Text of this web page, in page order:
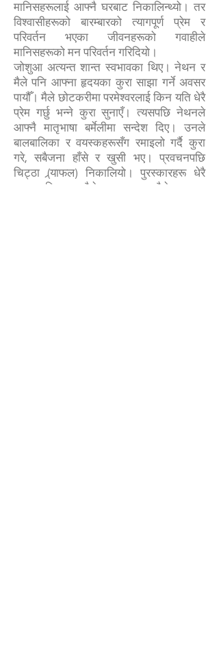
मानिसहरूलाई आफ्नै घरबाट निकालिन्थ्यो। तर
विश्वासीहरूको बारम्बारको त्यागपूर्ण प्रेम र
परिवर्तन भएका जीवनहरूको गवाहीले
मानिसहरूको मन परिवर्तन गरिदियो।
जोशुआ अत्यन्त शान्त स्वभावका थिए। नेथन र
मैले पनि आफ्ना हृदयका कुरा साझा गर्ने अवसर
पायौँ। मैले छोटकरीमा परमेश्वरलाई किन यति धेरै
प्रेम गर्छु भन्ने कुरा सुनाएँ। त्यसपछि नेथनले
आफ्नै मातृभाषा बर्मेलीमा सन्देश दिए। उनले
बालबालिका र वयस्कहरूसँग रमाइलो गर्दै कुरा
गरे, सबैजना हाँसे र खुसी भए। प्रवचनपछि
चिट्ठा (र्‍याफल) निकालियो। पुरस्कारहरू धेरै
सामान्य थिए—कसैले साबुन पाए, कसैले कपालमा